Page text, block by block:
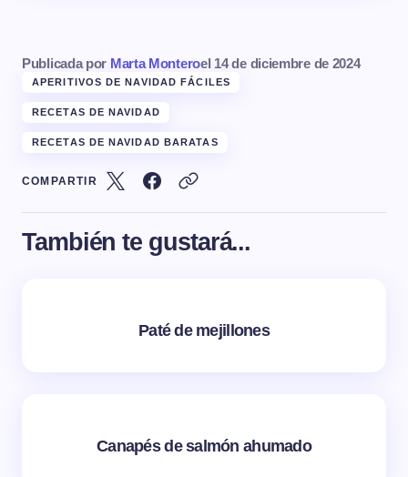
Publicada por Marta Monteroel 14 de diciembre de 2024
APERITIVOS DE NAVIDAD FÁCILES
RECETAS DE NAVIDAD
RECETAS DE NAVIDAD BARATAS
COMPARTIR
También te gustará...
Paté de mejillones
Canapés de salmón ahumado